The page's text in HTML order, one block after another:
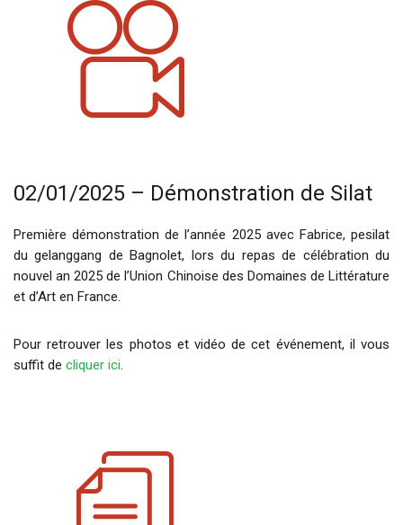
02/01/2025 – Démonstration de Silat
Première démonstration de l’année 2025 avec Fabrice, pesilat
du gelanggang de Bagnolet, lors du repas de célébration du
nouvel an 2025 de l’Union Chinoise des Domaines de Littérature
et d’Art en France.
Pour retrouver les photos et vidéo de cet événement, il vous
suffit de cliquer ici.